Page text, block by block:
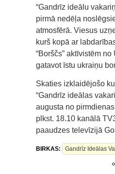
“Gandrīz ideālu
pirmā nedēļa
atmosfērā. Viesus
kurš kopā ar
“Borščs” aktīvistēm
gatavot īstu ukraiņu
Skaties izklaidējošo
“Gandrīz ideālas
augusta no
plkst. 18.10 kanālā
paaudzes televīzijā
BIRKAS: Gandrīz Ideālas